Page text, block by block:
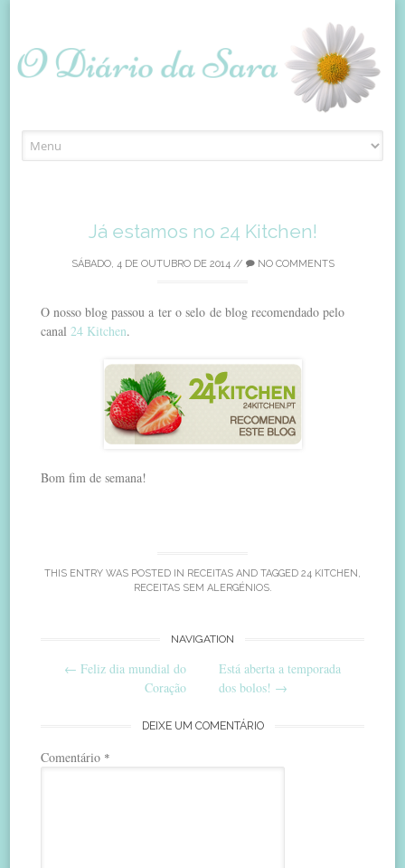
to
Já estamos no 24 Kitchen!
SÁBADO, 4 DE OUTUBRO DE 2014// NO COMMENTS
O nosso blog passou a ter o selo de blog recomendado pelo
canal24 Kitchen.
Bom fim de semana!
THIS ENTRY WAS POSTED IN RECEITAS AND TAGGED 24 KITCHEN ,
RECEITAS SEM ALERGÉNIOS.
navigation
NAVIGATION
← Feliz dia mundial do
Coração
Está aberta a temporada
dos bolos! →
DEIXE UM COMENTÁRIO
Comentário *